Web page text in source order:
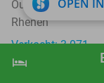
shopping_cart
hotel
Ouwehands
Rhenen
Verkocht: 3.071
OPEN